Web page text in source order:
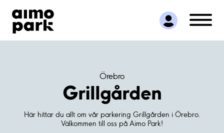
Hitta parkering
Samarbete
Kundservice
Örebro
Grillgården
Här hittar du allt om vår parkering Grillgården i Örebro.
Välkommen till oss på Aimo Park!